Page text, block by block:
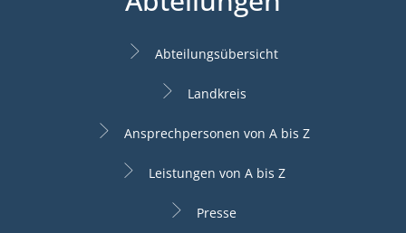
Abteilungsübersicht
Landkreis
Ansprechpersonen von A bis Z
Leistungen von A bis Z
Presse